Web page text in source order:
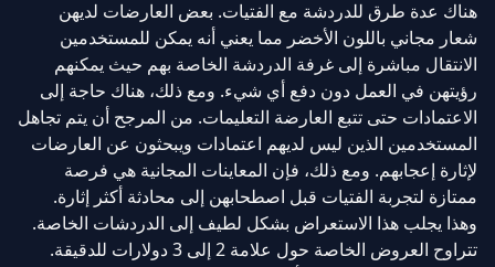
هناك عدة طرق للدردشة مع الفتيات. بعض العارضات لديهن
شعار مجاني باللون الأخضر مما يعني أنه يمكن للمستخدمين
الانتقال مباشرة إلى غرفة الدردشة الخاصة بهم حيث يمكنهم
رؤيتهن في العمل دون دفع أي شيء. ومع ذلك، هناك حاجة إلى
الاعتمادات حتى تتبع العارضة التعليمات. من المرجح أن يتم تجاهل
المستخدمين الذين ليس لديهم اعتمادات ويبحثون عن العارضات
لإثارة إعجابهم. ومع ذلك، فإن المعاينات المجانية هي فرصة
ممتازة لتجربة الفتيات قبل اصطحابهن إلى محادثة أكثر إثارة.
وهذا يجلب هذا الاستعراض بشكل لطيف إلى الدردشات الخاصة.
تتراوح العروض الخاصة حول علامة 2 إلى 3 دولارات للدقيقة.